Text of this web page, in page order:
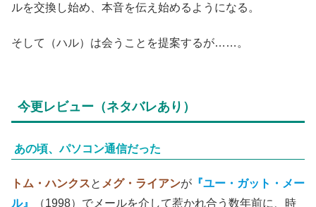
ルを交換し始め、本音を伝え始めるようになる。
そして（ハル）は会うことを提案するが……。
今更レビュー（ネタバレあり）
あの頃、パソコン通信だった
トム・ハンクスと メグ・ライアンが 『ユー・ガット・メー
ル』
（1998）でメールを介して惹かれ合う数年前に、時